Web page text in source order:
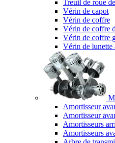
Treuil de roue
Vérin de capot
Vérin de coffre
Vérin de coffre
Vérin de coffre
Vérin de lunette
Amortisseur
Amortisseur
Amortisseurs
Amortisseurs